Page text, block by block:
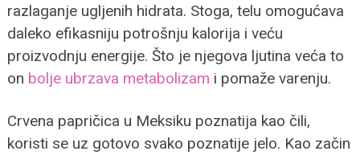
razlaganje ugljenih hidrata. Stoga, telu omogućava
daleko efikasniju potrošnju kalorija i veću
proizvodnju energije. Što je njegova ljutina veća to
on bolje ubrzava metabolizam i pomaže varenju.
Crvena papričica u Meksiku poznatija kao čili,
koristi se uz gotovo svako poznatije jelo. Kao začin